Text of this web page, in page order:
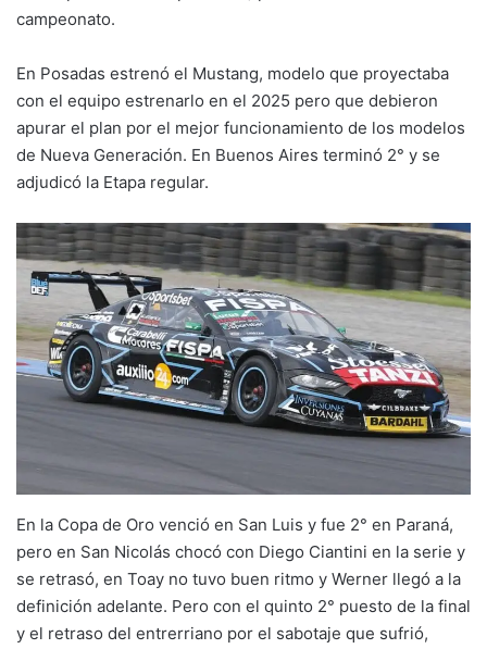
campeonato.
En Posadas estrenó el Mustang, modelo que proyectaba
con el equipo estrenarlo en el 2025 pero que debieron
apurar el plan por el mejor funcionamiento de los modelos
de Nueva Generación. En Buenos Aires terminó 2° y se
adjudicó la Etapa regular.
En la Copa de Oro venció en San Luis y fue 2° en Paraná,
pero en San Nicolás chocó con Diego Ciantini en la serie y
se retrasó, en Toay no tuvo buen ritmo y Werner llegó a la
definición adelante. Pero con el quinto 2° puesto de la final
y el retraso del entrerriano por el sabotaje que sufrió,